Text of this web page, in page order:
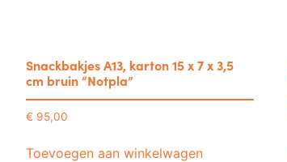
Snackbakjes A13, karton 15 x 7 x 3,5
cm bruin “Notpla”
€ 95,00
Toevoegen aan winkelwagen